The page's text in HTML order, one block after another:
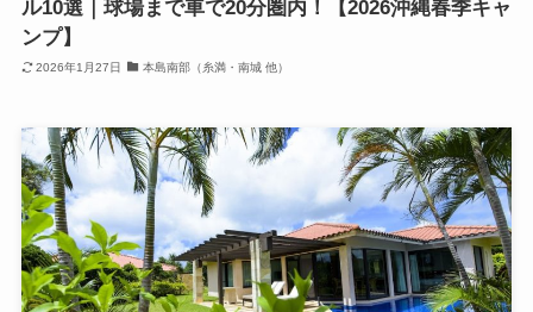
ル10選｜球場まで車で20分圏内！【2026沖縄春季キャ
ンプ】
2026年1月27日 本島南部（糸満・南城 他）